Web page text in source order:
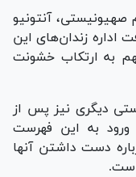
صهیونیستی، آنتونیو
اداره زندان‌های این
به ارتکاب خشونت
دیگری نیز پس از
ورود به این فهرست
دست داشتن آنها